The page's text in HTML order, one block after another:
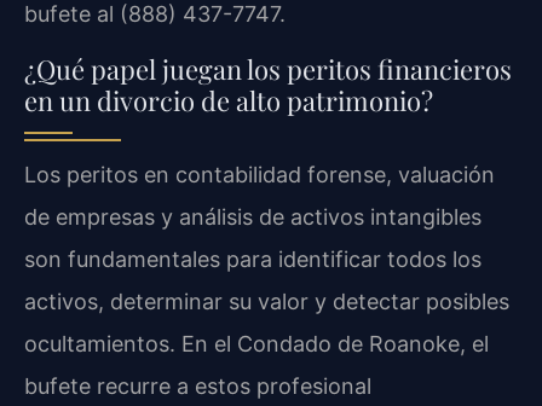
bufete al (888) 437-7747.
¿Qué papel juegan los peritos financieros
en un divorcio de alto patrimonio?
Los peritos en contabilidad forense, valuación
de empresas y análisis de activos intangibles
son fundamentales para identificar todos los
activos, determinar su valor y detectar posibles
ocultamientos. En el Condado de Roanoke, el
bufete recurre a estos profesional